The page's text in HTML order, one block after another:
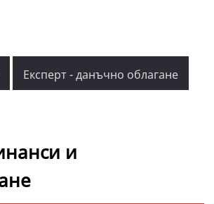
Експерт - данъчно облагане
и